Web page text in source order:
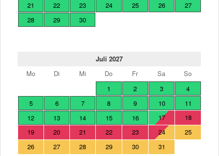
21
22 23 24 25 26
27
28
29 30
Juli 2027
Mo
Di Mi Do Fr Sa
So
1
2 3
4
5
6 7 8 9 10
11
12
13 14 15 16 17
18
19
20 21 22 23 24
25
26
27 28 29 30 31